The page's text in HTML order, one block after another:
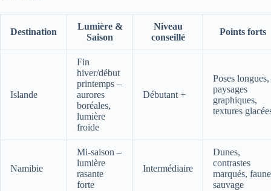
Destination
Lumière &
Saison
Niveau
conseillé
Points forts
Islande
Fin
hiver/début
printemps –
aurores
boréales,
lumière
froide
Débutant +
Poses longues,
paysages
graphiques,
textures
Namibie
Mi-saison –
lumière
rasante
forte
Intermédiaire
Dunes,
contrastes
marqués, faune
sauvage